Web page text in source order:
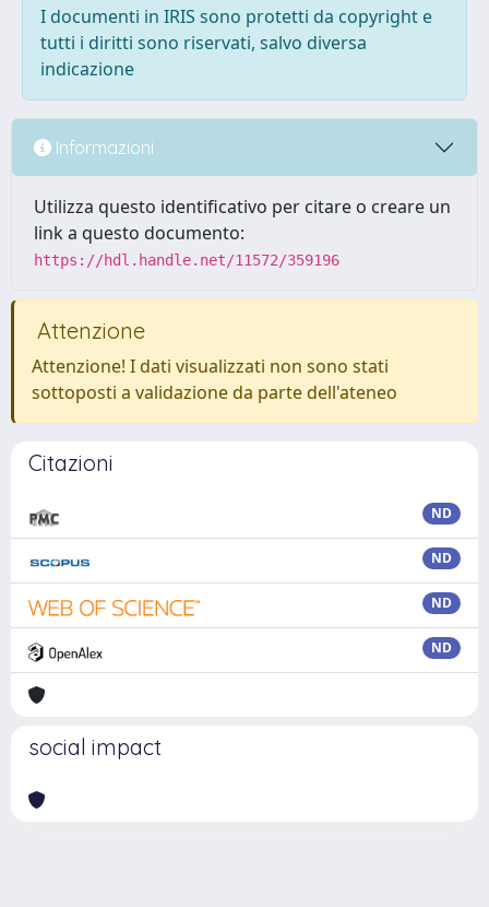
I documenti in IRIS sono protetti da copyright e
tutti i diritti sono riservati, salvo diversa
indicazione
Informazioni
Utilizza questo identificativo per citare o creare un
link a questo documento:
https://hdl.handle.net/11572/359196
Attenzione
Attenzione! I dati visualizzati non sono stati
sottoposti a validazione da parte dell'ateneo
Citazioni
ND
ND
ND
ND
social impact